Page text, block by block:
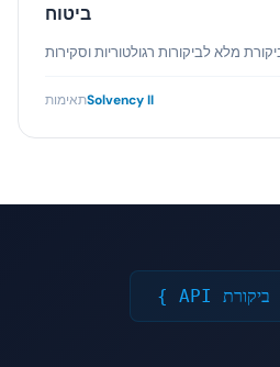
ביטוח
תאימותSolvency II